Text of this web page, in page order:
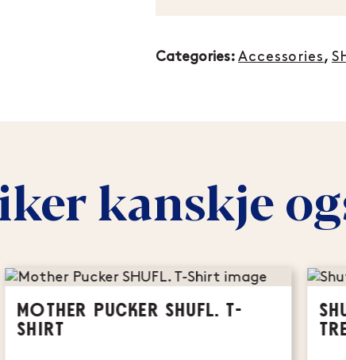
Categories: Accessories ,
kanskje
MOTHER PUCKER SHUFL. T-
SHIRT